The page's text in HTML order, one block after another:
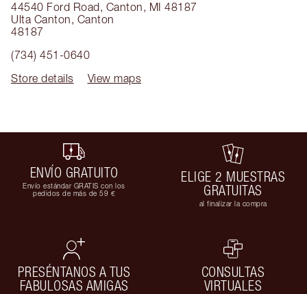
44540 Ford Road, Canton, MI 48187
Ulta Canton, Canton
48187
(734) 451-0640
Store details
View maps
ENVÍO GRATUITO
Envío estándar GRATIS con los
pedidos de más de 59 €
ELIGE 2 MUESTRAS
GRATUITAS
al finalizar la compra
PRESÉNTANOS A TUS
FABULOSAS AMIGAS
CONSULTAS
VIRTUALES